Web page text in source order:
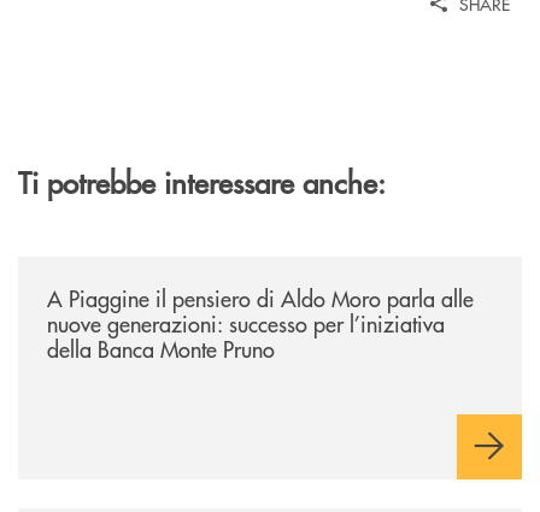
Ti potrebbe interessare anche:
A Piaggine il pensiero di Aldo Moro parla alle
nuove generazioni: successo per l’iniziativa
della Banca Monte Pruno